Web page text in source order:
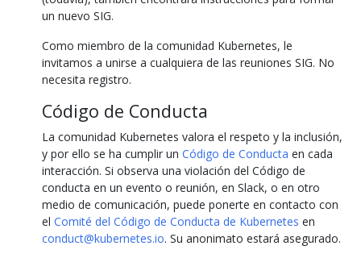
un nuevo SIG.
Como miembro de la comunidad Kubernetes, le
invitamos a unirse a cualquiera de las reuniones SIG. No
necesita registro.
Código de Conducta
La comunidad Kubernetes valora el respeto y la inclusión,
y por ello se ha cumplir un Código de Conducta en cada
interacción. Si observa una violación del Código de
conducta en un evento o reunión, en Slack, o en otro
medio de comunicación, puede ponerte en contacto con
el Comité del Código de Conducta de Kubernetes en
conduct@kubernetes.io. Su anonimato estará asegurado.